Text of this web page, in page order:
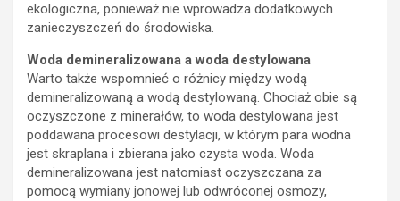
ekologiczna, ponieważ nie wprowadza dodatkowych
zanieczyszczeń do środowiska.
Woda demineralizowana a woda destylowana
Warto także wspomnieć o różnicy między wodą
demineralizowaną a wodą destylowaną. Chociaż obie są
oczyszczone z minerałów, to woda destylowana jest
poddawana procesowi destylacji, w którym para wodna
jest skraplana i zbierana jako czysta woda. Woda
demineralizowana jest natomiast oczyszczana za
pomocą wymiany jonowej lub odwróconej osmozy,